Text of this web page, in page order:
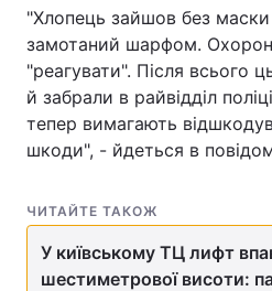
"Хлопець зайшов без
замотаний шарфом.
"реагувати". Після всього
й забрали в райвідділ
тепер вимагають
шкоди", - йдеться в
ЧИТАЙТЕ ТАКОЖ
У київському ТЦ лифт
шестиметрової висоти: